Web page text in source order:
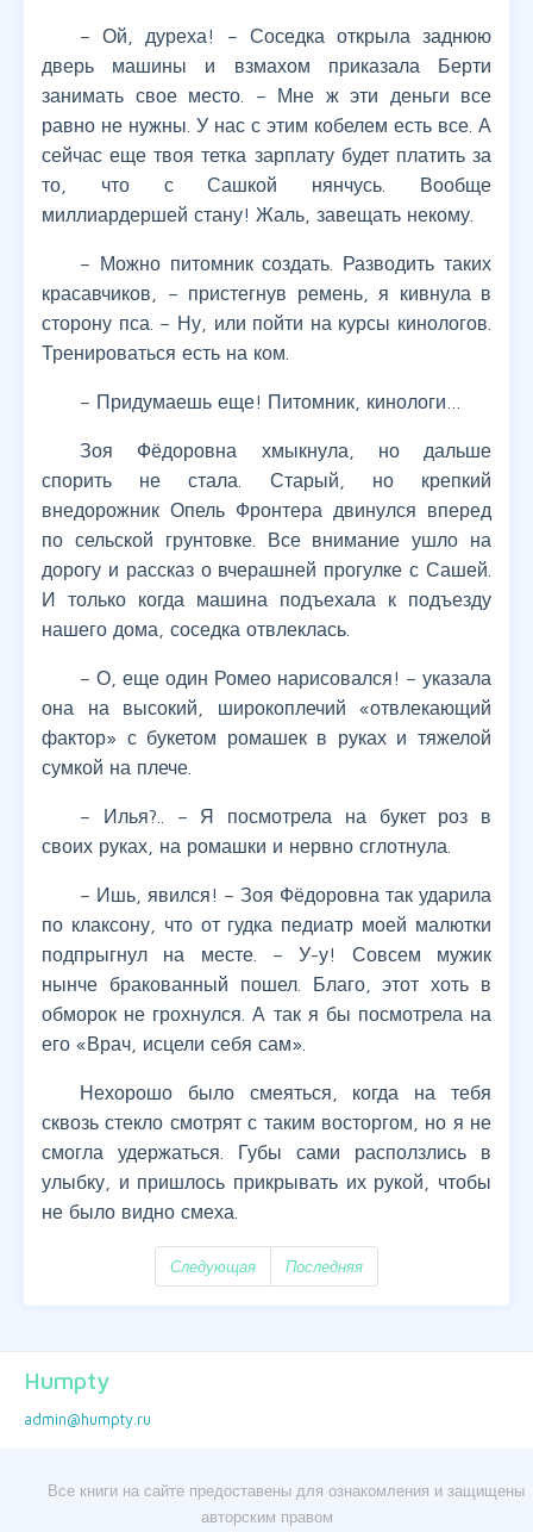
– Ой, дуреха! – Соседка открыла заднюю
дверь машины и взмахом приказала Берти
занимать свое место. – Мне ж эти деньги все
равно не нужны. У нас с этим кобелем есть все. А
сейчас еще твоя тетка зарплату будет платить за
то, что с Сашкой нянчусь. Вообще
миллиардершей стану! Жаль, завещать некому.
– Можно питомник создать. Разводить таких
красавчиков, – пристегнув ремень, я кивнула в
сторону пса. – Ну, или пойти на курсы кинологов.
Тренироваться есть на ком.
– Придумаешь еще! Питомник, кинологи…
Зоя Фёдоровна хмыкнула, но дальше
спорить не стала. Старый, но крепкий
внедорожник Опель Фронтера двинулся вперед
по сельской грунтовке. Все внимание ушло на
дорогу и рассказ о вчерашней прогулке с Сашей.
И только когда машина подъехала к подъезду
нашего дома, соседка отвлеклась.
– О, еще один Ромео нарисовался! – указала
она на высокий, широкоплечий «отвлекающий
фактор» с букетом ромашек в руках и тяжелой
сумкой на плече.
– Илья?.. – Я посмотрела на букет роз в
своих руках, на ромашки и нервно сглотнула.
– Ишь, явился! – Зоя Фёдоровна так ударила
по клаксону, что от гудка педиатр моей малютки
подпрыгнул на месте. – У-у! Совсем мужик
нынче бракованный пошел. Благо, этот хоть в
обморок не грохнулся. А так я бы посмотрела на
его «Врач, исцели себя сам».
Нехорошо было смеяться, когда на тебя
сквозь стекло смотрят с таким восторгом, но я не
смогла удержаться. Губы сами расползлись в
улыбку, и пришлось прикрывать их рукой, чтобы
не было видно смеха.
Следующая Последняя
Humpty
admin@humpty.ru
Все книги на сайте предоставены для ознакомления и защищены
авторским правом